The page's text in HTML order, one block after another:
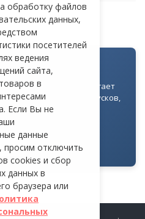
[М9]
цифровой экосистемы
объектов доступна
Telegram. Она помогает
выдачу гостевых пропусков,
и оперативно
→
обработку файлов
данных,
посетителей
ведения
сайта,
в
Если Вы не
данные
просим отключить
cookies и сбор
данных в
браузера или